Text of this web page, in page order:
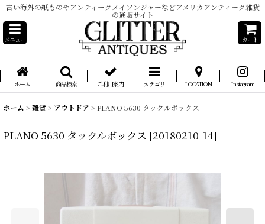
古い海外の紙ものやアンティークメイソンジャーなどアメリカアンティーク雑貨
の通販サイト
メニュー カート
ホーム 商品検索 ご利用案内 カテゴリ LOCATION Instagram
ホーム > 雑貨> アウトドア > PLANO 5630 タックルボックス
PLANO 5630 タックルボックス [20180210-14]